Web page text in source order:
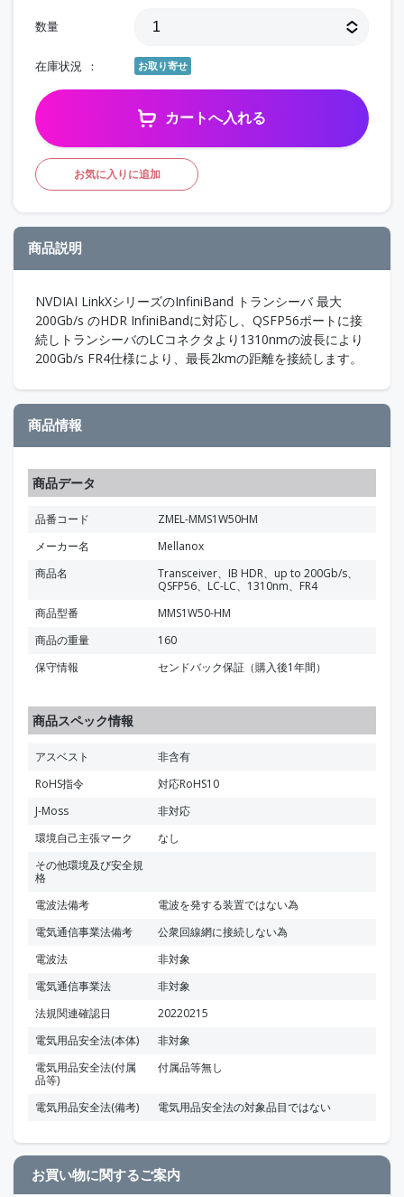
数量
在庫状況 お取り寄せ
カートへ入れる
お気に入りに追加
商品説明
NVDIAI LinkXシリーズのInfiniBand トランシーバ 最大
200Gb/s のHDR InfiniBandに対応し、QSFP56ポートに接
続しトランシーバのLCコネクタより1310nmの波長により
200Gb/s FR4仕様により、最長2kmの距離を接続します。
商品情報
商品データ
品番コード
ZMEL-MMS1W50HM
メーカー名
Mellanox
商品名
Transceiver、IB HDR、up to 200Gb/s、
QSFP56、LC-LC、1310nm、FR4
商品型番
MMS1W50-HM
商品の重量
160
保守情報
センドバック保証（購入後1年間）
商品スペック情報
アスベスト
非含有
RoHS指令
対応RoHS10
J-Moss
非対応
環境自己主張マーク
なし
その他環境及び安全規
格
電波法備考
電波を発する装置ではない為
電気通信事業法備考
公衆回線網に接続しない為
電波法
非対象
電気通信事業法
非対象
法規関連確認日
20220215
電気用品安全法(本体)
非対象
電気用品安全法(付属
品等)
付属品等無し
電気用品安全法(備考) 電気用品安全法の対象品目ではない
お買い物に関するご案内